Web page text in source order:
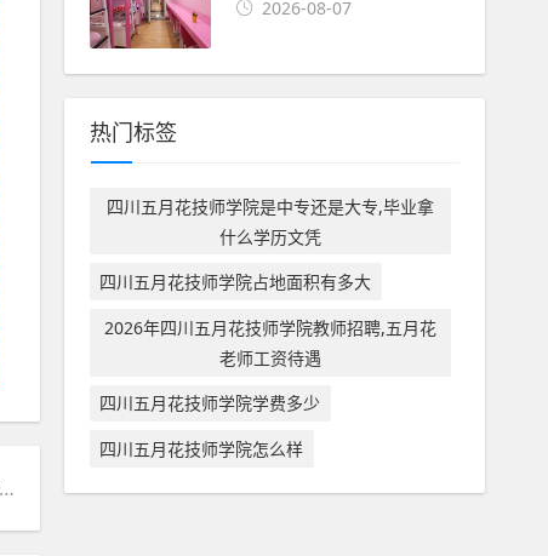
2026-08-07
热门标签
四川五月花技师学院是中专还是大专,毕业拿
什么学历文凭
四川五月花技师学院占地面积有多大
2026年四川五月花技师学院教师招聘,五月花
老师工资待遇
四川五月花技师学院学费多少
四川五月花技师学院怎么样